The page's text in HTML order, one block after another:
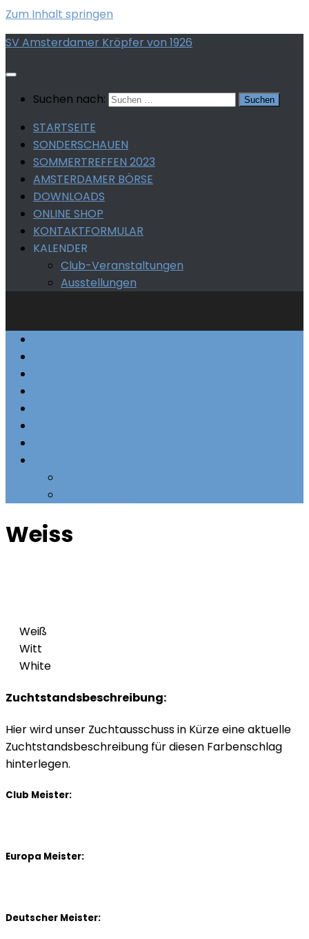
Zum Inhalt springen
SV Amsterdamer Kröpfer von 1926
Suchen nach:
STARTSEITE
SONDERSCHAUEN
SOMMERTREFFEN 2023
AMSTERDAMER BÖRSE
DOWNLOADS
ONLINE SHOP
KONTAKTFORMULAR
KALENDER
Club-Veranstaltungen
Ausstellungen
Weiss
Weiß
Witt
White
Zuchtstandsbeschreibung:
Hier wird unser Zuchtausschuss in Kürze eine aktuelle
Zuchtstandsbeschreibung für diesen Farbenschlag
hinterlegen.
Club Meister:
Europa Meister:
Deutscher Meister: